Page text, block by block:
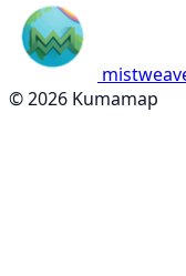
© 2026 Kumamap